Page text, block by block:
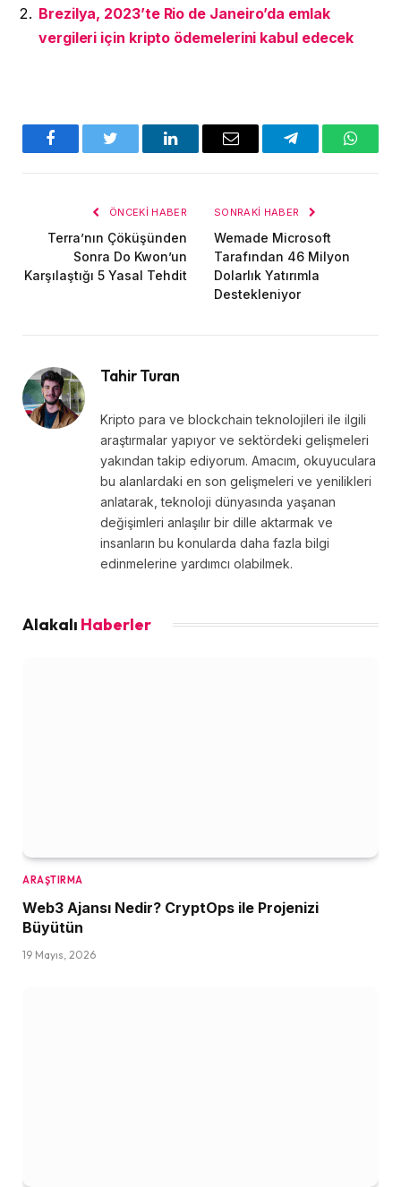
Brezilya, 2023’te Rio de Janeiro’da emlak
vergileri için kripto ödemelerini kabul edecek
FacebookTwitter LinkedInE-
Telegram
ÖNCEKI HABER
Terra’nın Çöküşünden
Sonra Do Kwon’un
Karşılaştığı 5 Yasal Tehdit
SONRAKI HABER
Wemade Microsoft
Tarafından 46 Milyon
Dolarlık Yatırımla
Destekleniyor
Tahir Turan
Kripto para ve blockchain teknolojileri ile ilgili
araştırmalar yapıyor ve sektördeki gelişmeleri
yakından takip ediyorum. Amacım, okuyuculara
bu alanlardaki en son gelişmeleri ve yenilikleri
anlatarak, teknoloji dünyasında yaşanan
değişimleri anlaşılır bir dille aktarmak ve
insanların bu konularda daha fazla bilgi
edinmelerine yardımcı olabilmek.
Alakalı Haberler
ARAŞTIRMA
Web3 Ajansı Nedir? CryptOps ile Projenizi
Büyütün
19 Mayıs, 2026